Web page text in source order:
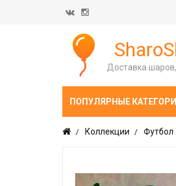
Доставка
ПОПУЛЯРНЫЕ
Коллекции Футбол